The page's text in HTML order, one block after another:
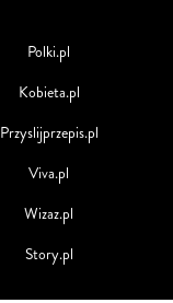
Polki.pl
Kobieta.pl
Przyslijprzepis.pl
Viva.pl
Wizaz.pl
Story.pl